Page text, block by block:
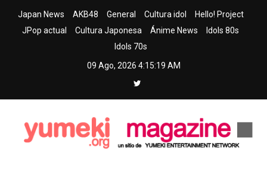
Japan News AKB48 General Cultura idol
Hello! Project
JPop actual
Cultura Japonesa Ánime News
Idols 80s
Idols 70s
09 Ago, 2026 4:15:20 AM